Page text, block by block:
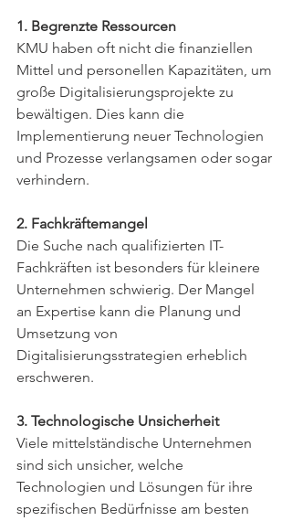
1. Begrenzte Ressourcen
KMU haben oft nicht die finanziellen
Mittel und personellen Kapazitäten, um
große Digitalisierungsprojekte zu
bewältigen. Dies kann die
Implementierung neuer Technologien
und Prozesse verlangsamen oder sogar
verhindern.
2. Fachkräftemangel
Die Suche nach qualifizierten IT-
Fachkräften ist besonders für kleinere
Unternehmen schwierig. Der Mangel
an Expertise kann die Planung und
Umsetzung von
Digitalisierungsstrategien erheblich
erschweren.
3. Technologische Unsicherheit
Viele mittelständische Unternehmen
sind sich unsicher, welche
Technologien und Lösungen für ihre
spezifischen Bedürfnisse am besten